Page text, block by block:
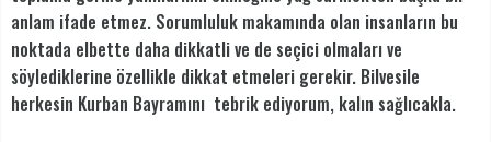
anlam ifade etmez. Sorumluluk makamında olan insanların bu
noktada elbette daha dikkatli ve de seçici olmaları ve
söylediklerine özellikle dikkat etmeleri gerekir. Bilvesile
herkesin Kurban Bayramını tebrik ediyorum, kalın sağlıcakla.